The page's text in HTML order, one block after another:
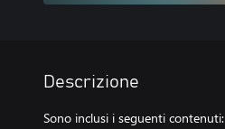
Descrizione
Sono inclusi i seguenti contenuti: